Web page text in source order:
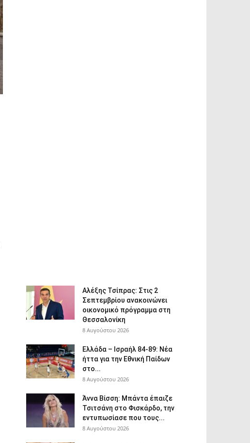
Αλέξης Τσίπρας: Στις 2
Σεπτεμβρίου ανακοινώνει
οικονομικό πρόγραμμα στη
Θεσσαλονίκη
8 Αυγούστου 2026
Ελλάδα – Ισραήλ 84-89: Νέα
ήττα για την Εθνική Παίδων
στο...
8 Αυγούστου 2026
Άννα Βίσση: Μπάντα έπαιζε
Τσιτσάνη στο Φισκάρδο, την
εντυπωσίασε που τους...
8 Αυγούστου 2026